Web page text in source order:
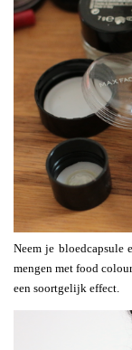
Neem je bloedcapsule
mengen met food
een soortgelijk effect.